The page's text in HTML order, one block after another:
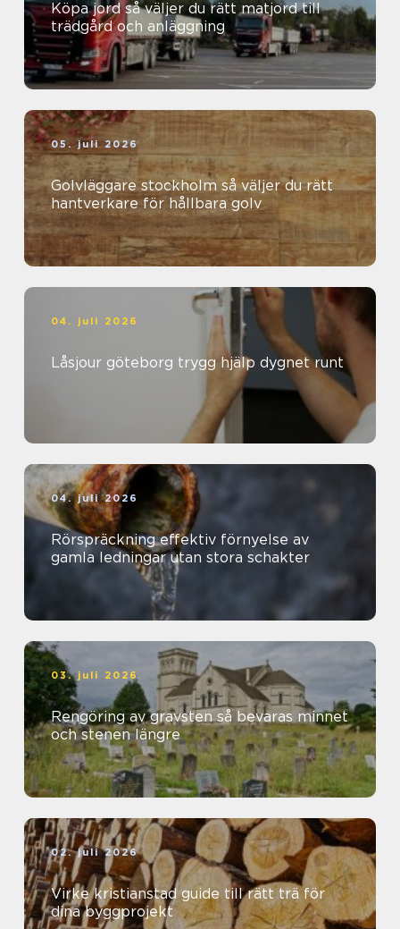
Köpa jord så väljer du rätt matjord till
trädgård och anläggning
05. juli 2026
Golvläggare stockholm så väljer du rätt
hantverkare för hållbara golv
04. juli 2026
Låsjour göteborg trygg hjälp dygnet runt
04. juli 2026
Rörspräckning effektiv förnyelse av
gamla ledningar utan stora schakter
03. juli 2026
Rengöring av gravsten så bevaras minnet
och stenen längre
02. juli 2026
Virke kristianstad guide till rätt trä för
dina byggprojekt